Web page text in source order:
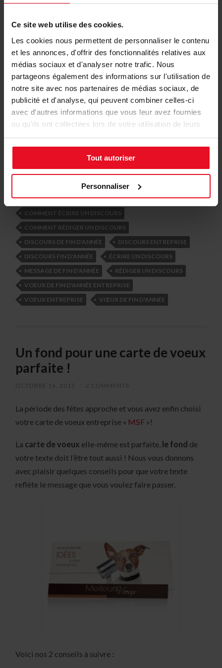
Ce site web utilise des cookies.
Les cookies nous permettent de personnaliser le contenu
et les annonces, d'offrir des fonctionnalités relatives aux
médias sociaux et d'analyser notre trafic. Nous
partageons également des informations sur l'utilisation de
notre site avec nos partenaires de médias sociaux, de
publicité et d'analyse, qui peuvent combiner celles-ci
avec d'autres informations que vous leur avez fournies
ou qu'ils ont collectées lors de votre utilisation de leurs
services.
Tout autoriser
Personnaliser
Une fois votre discours prononcé, n’oubliez pas de
remercier l’assemblée de vous avoir écouté et invitez-
débuter les festivités
COMMENT ÉCRIRE UN DISCOURS
COMMENT RÉDIGER UN DISCOURS
DISCOURS DE FIN D'ANNÉE
DISCOURS ENTREPRISE
DISCOURS FIN D'ANNÉE
ÉCRIRE UN DISCOURS
MESSAGE DE FIN D'ANNÉE
RÉDIGER UN DISCOURS
VOEUX DE FIN D'ANNÉE ENTREPRISE
VOEUX ENTREPRISE
VŒUX DE FIN D'ANNÉE
Un fond pour une carte de voeux
parfaite !
OCTOBRE 16, 2015 2 COMMENTS
La période des fêtes approche et vous avez enfin choisi
votre carte de voeux entreprise « MSF »!
La carte de voeux elle-même est parfaite, le fond de
votre texte doit l’être tout aussi ! Nous vous donnons
avec plaisir quelques conseils pour que votre texte
reflète le message que vous voulez faire passer.
Voici nos 2 conseils à suivre :